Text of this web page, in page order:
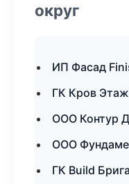
округ
ИП Фасад
ГК Кров
ООО Контур
ООО
ГК Build